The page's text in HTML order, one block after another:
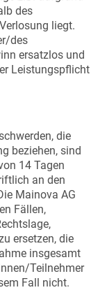
des
liegt.
des
ersatzlos und
Leistungspflicht
die
beziehen, sind
14 Tagen
an den
Mainova AG
Fällen,
ersetzen, die
insgesamt
Teilnehmer
Fall nicht.